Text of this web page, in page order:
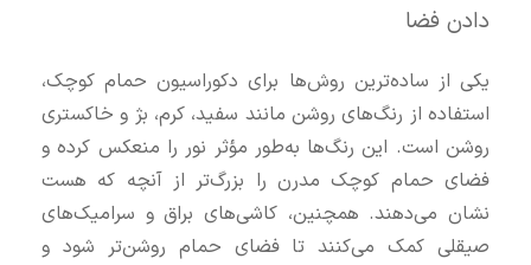
دادن فضا
یکی از ساده‌ترین روش‌ها برای دکوراسیون حمام کوچک،
استفاده از رنگ‌های روشن مانند سفید، کرم، بژ و خاکستری
روشن است. این رنگ‌ها به‌طور مؤثر نور را منعکس کرده و
فضای حمام کوچک مدرن را بزرگ‌تر از آنچه که هست
نشان می‌دهند. همچنین، کاشی‌های براق و سرامیک‌های
صیقلی کمک می‌کنند تا فضای حمام روشن‌تر شود و